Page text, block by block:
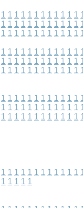
1 1 1 1 1 1 1 1 1 1 1 1
1 1 1 1 1 1 1 1 1 1 1 1
1 1 1 1 1 1 1 1 1 1 1 1
1 1 1 1 1 1 1 1 1 1 1 1
1 1 1 1 1 1 1 1 1 1 1 1
1 1 1 1 1 1 1 1 1 1 1 1
1 1 1 1 1 1 1 1 1 1 1 1
1 1 1 1 1 1 1 1 1 1 1 1
1 1 1 1 1 1 1 1 1 1 1 1
1 1 1 1 1 1 1 1 1 1 1 1
1 1 1 1 1